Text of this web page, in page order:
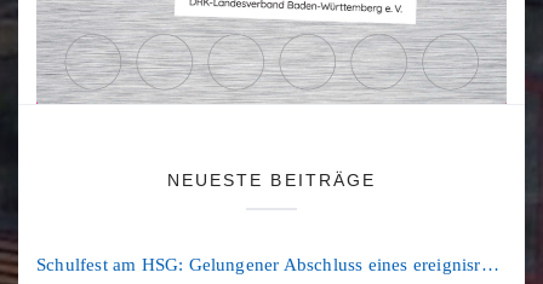
NEUESTE BEITRÄGE
Schulfest am HSG: Gelungener Abschluss eines ereignisreichen Schuljahres